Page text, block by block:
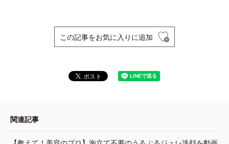
この記事をお気に入りに追加
関連記事